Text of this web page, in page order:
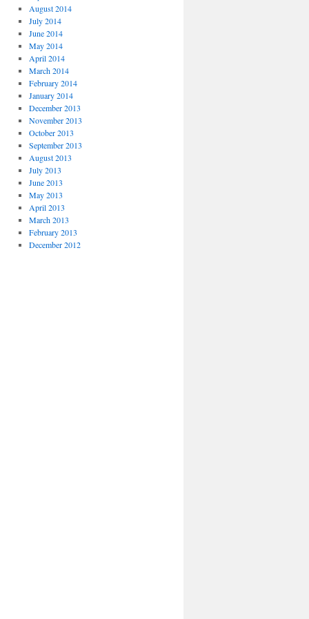
August 2014
July 2014
June 2014
May 2014
April 2014
March 2014
February 2014
January 2014
December 2013
November 2013
October 2013
September 2013
August 2013
July 2013
June 2013
May 2013
April 2013
March 2013
February 2013
December 2012